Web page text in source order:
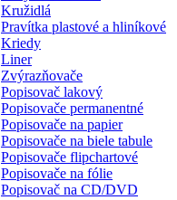
Kružidlá
Pravítka plastové a hliníkové
Kriedy
Liner
Zvýrazňovače
Popisovač lakový
Popisovače permanentné
Popisovače na papier
Popisovače na biele tabule
Popisovače flipchartové
Popisovače na fólie
Popisovač na CD/DVD